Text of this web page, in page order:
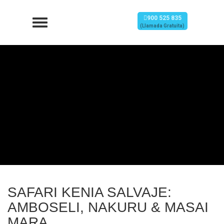
900 525 835
(Llamada Gratuita)
SAFARI KENIA SALVAJE:
AMBOSELI, NAKURU & MASAI